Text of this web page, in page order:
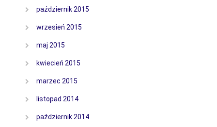
październik 2015
wrzesień 2015
maj 2015
kwiecień 2015
marzec 2015
listopad 2014
październik 2014